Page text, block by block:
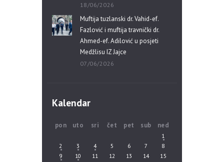
18/06/2026
Muftija tuzlanski dr. Vahid-ef.
Fazlović i muftija travnički dr.
Ahmed-ef. Adilović u posjeti
Medžlisu IZ Jajce
07/06/2026
Kalendar
pon uto sri čet pet sub ned
1
2
3 4 5 6 7
8
9
10 11 12 13 14
15